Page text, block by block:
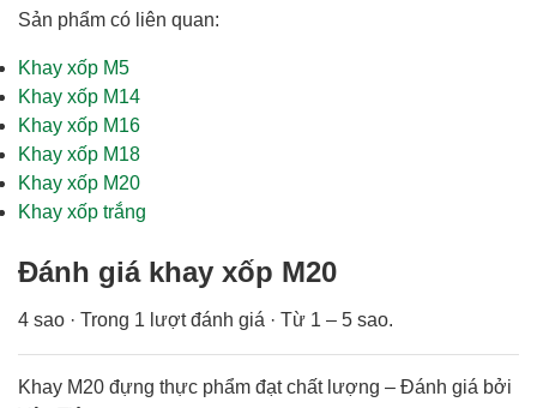
Sản phẩm có liên quan:
Khay xốp M5
Khay xốp M14
Khay xốp M16
Khay xốp M18
Khay xốp M20
Khay xốp trắng
Đánh giá khay xốp M20
4 sao · Trong 1 lượt đánh giá · Từ 1 – 5 sao.
Khay M20 đựng thực phẩm đạt chất lượng – Đánh giá bởi